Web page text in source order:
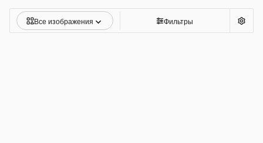
Все изображения Фильтры